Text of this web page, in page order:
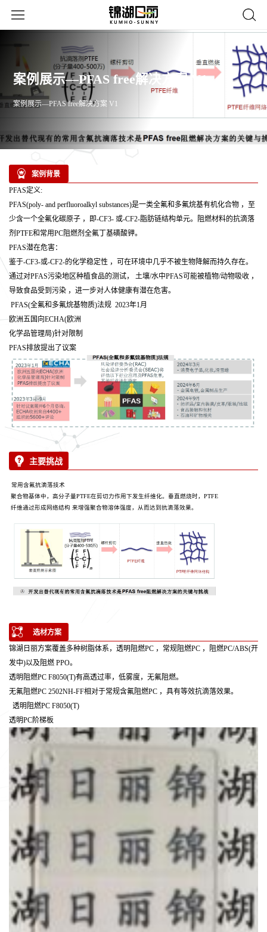
案例展示—PFAS free解决方案 V1
案例展示—PFAS free解决方案 V1
案例背景
PFAS定义:
PFAS(poly- and perfluoroalkyl substances)是一类全氟和多氟烷基有机化合物 ，至
少含一个全氟化碳原子 ，即-CF3- 或-CF2-脂肪链结构单元。阻燃材料的抗滴落
剂PTFE和常用PC阻燃剂全氟丁基磺酸钾。
PFAS潜在危害：
鉴于-CF3-或-CF2-的化学稳定性 ，可在环境中几乎不被生物降解而持久存在。
通过对PFAS污染地区种植食品的测试， 土壤/水中PFAS可能被植物/动物吸收 ，
导致食品受到污染 ，进一步对人体健康有潜在危害。
PFAS(全氟和多氟烷基物质)法规 2023年1月
欧洲五国向ECHA(欧洲
化学品管理局)针对限制
PFAS排放提出了议案
主要挑战
常用含氟抗滴落技术
聚合物基体中，高分子量PTFE在剪切力作用下发生纤维化。垂直燃烧时，PTFE
纤维通过形成网络结构 来增强聚合物溶体强度，从而达到抗滴落效果。
选材方案
锦湖日丽方案覆盖多种树脂体系，透明阻燃PC ，常规阻燃PC ，阻燃PC/ABS(开
发中)以及阻燃 PPO。
透明阻燃PC F8050(T)有高透过率，低雾度，无氟阻燃。
无氟阻燃PC 2502NH-FF相对于常规含氟阻燃PC ，具有等效抗滴落效果。
透明阻燃PC F8050(T)
透明PC阶梯板